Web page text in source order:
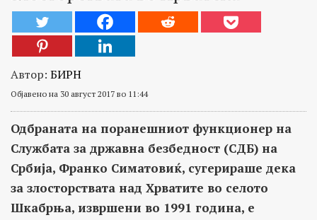
Автор: БИРН
Објавено на 30 август 2017 во 11:44
Одбраната на поранешниот функционер на
Службата за државна безбедност (СДБ) на
Србија, Франко Симатовиќ, сугерираше дека
за злосторствата над Хрватите во селото
Шкабрња, извршени во 1991 година, е